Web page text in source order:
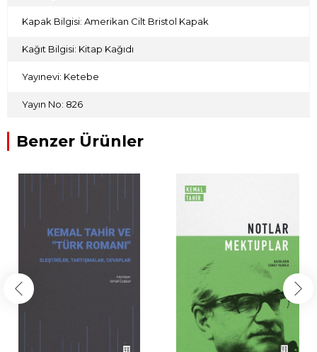
Kapak Bilgisi: Amerikan Cilt Bristol Kapak
Kağıt Bilgisi: Kitap Kağıdı
Yayınevi: Ketebe
Yayın No: 826
Benzer Ürünler